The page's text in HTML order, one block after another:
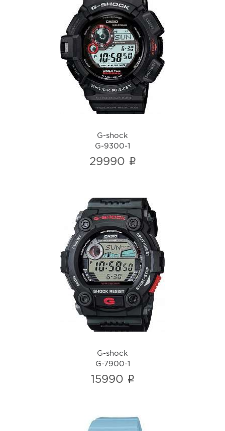
G-shock
G-9300-1
i
G-shock
G-9300-1
29990 i
G-shock
G-7900-1
i
G-shock
G-7900-1
15990 i